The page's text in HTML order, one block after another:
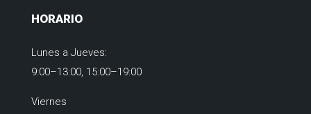
HORARIO
Lunes a Jueves:
9:00–13:00, 15:00–19:00
Viernes